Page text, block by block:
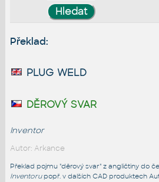
Překlad:
plug weld
děrový svar
Inventor
Autor: Arkance
Překlad pojmu "děrový svar" z angličtiny do
Inventorupopř. v dalších CAD produktech